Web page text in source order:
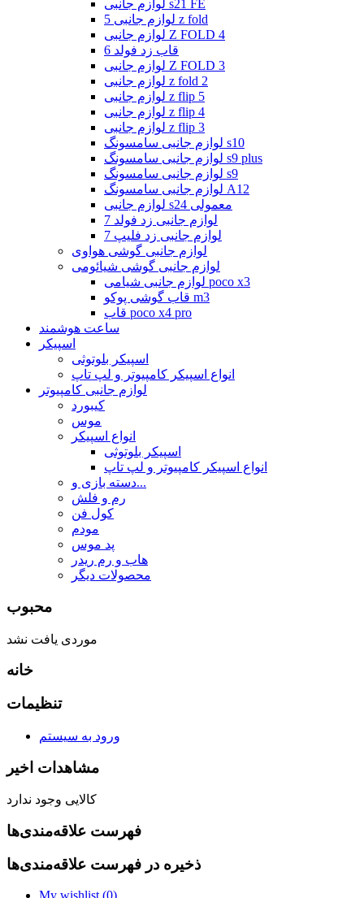
لوازم جانبی s21 FE
لوازم جانبی 5 z fold
لوازم جانبی Z FOLD 4
قاب زد فولد 6
لوازم جانبی Z FOLD 3
لوازم جانبی z fold 2
لوازم جانبی z flip 5
لوازم جانبی z flip 4
لوازم جانبی z flip 3
لوازم جانبی سامسونگ s10
لوازم جانبی سامسونگ s9 plus
لوازم جانبی سامسونگ s9
لوازم جانبی سامسونگ A12
لوازم جانبی s24 معمولی
لوازم جانبی زد فولد 7
لوازم جانبی زد فلیپ 7
لوازم جانبی گوشی هواوی
لوازم جانبی گوشی شیائومی
لوازم جانبی شیامی poco x3
قاب گوشی پوکو m3
قاب poco x4 pro
ساعت هوشمند
اسپیکر
اسپیکر بلوتوثی
انواع اسپیکر کامپیوتر و لپ تاپ
لوازم جانبی کامپیوتر
کیبورد
موس
انواع اسپیکر
اسپیکر بلوتوثی
انواع اسپیکر کامپیوتر و لپ تاپ
دسته بازی و...
رم و فلش
کول فن
مودم
پد موس
هاب و رم ریدر
محصولات دیگر
محبوب
موردی یافت نشد
خانه
تنظیمات
ورود به سیستم
مشاهدات اخیر
کالایی وجود ندارد
فهرست علاقه‌مندی‌ها
ذخیره در فهرست علاقه‌مندی‌ها